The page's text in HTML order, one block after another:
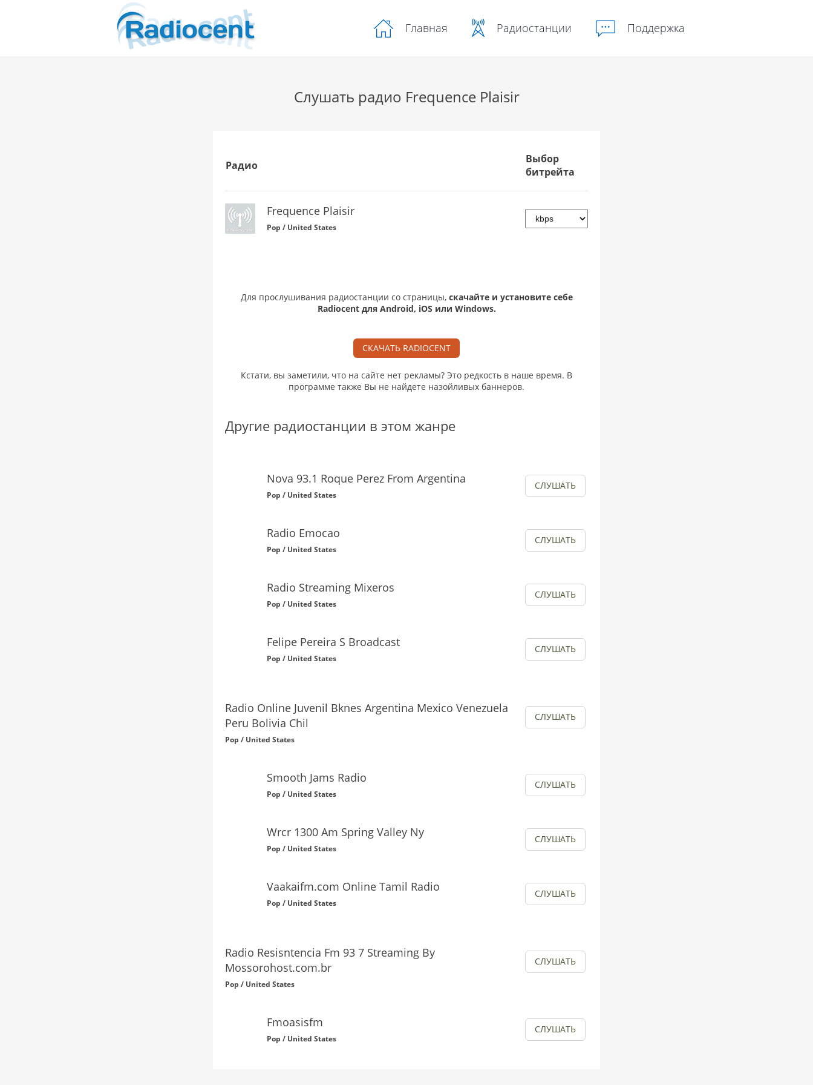
Главная Радиостанции Поддержка
Слушать радио Frequence Plaisir
Радио
Выбор
битрейта
Frequence Plaisir
Pop / United States
Для прослушивания радиостанции со страницы, скачайте и установите себе
Radiocent для Android, iOS или Windows.
СКАЧАТЬ RADIOCENT
Кстати, вы заметили, что на сайте нет рекламы? Это редкость в наше время. В
программе также Вы не найдете назойливых баннеров.
Другие радиостанции в этом жанре
Nova 93.1 Roque Perez From Argentina
Pop / United States
СЛУШАТЬ
Radio Emocao
Pop / United States
СЛУШАТЬ
Radio Streaming Mixeros
Pop / United States
СЛУШАТЬ
Felipe Pereira S Broadcast
Pop / United States
СЛУШАТЬ
Radio Online Juvenil Bknes Argentina Mexico Venezuela
Peru Bolivia Chil
Pop / United States
СЛУШАТЬ
Smooth Jams Radio
Pop / United States
СЛУШАТЬ
Wrcr 1300 Am Spring Valley Ny
Pop / United States
СЛУШАТЬ
Vaakaifm.com Online Tamil Radio
Pop / United States
СЛУШАТЬ
Radio Resisntencia Fm 93 7 Streaming By
Mossorohost.com.br
Pop / United States
СЛУШАТЬ
Fmoasisfm
Pop / United States
СЛУШАТЬ